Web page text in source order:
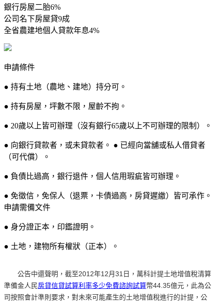
銀行房屋二胎6%
公司名下房屋貸9成
全省農建地個人貸款年息4%
申請條件
● 持有土地（農地、建地）持分可。
● 持有房屋，坪數不限，屋齡不拘。
● 20歲以上皆可辦理（沒有銀行65歲以上不可辦理的限制）。
● 向銀行貸款者，或未貸款者。 ● 已經向當舖或私人借貸者
（可代償）。
● 負債比過高，銀行退件，個人信用瑕疵皆可辦理。
● 免徵信，免保人（退票，卡債過高，房貸遲繳）皆可承作。
申請需備文件
● 身分證正本，印鑑證明。
● 土地，建物所有權狀（正本）。
公告中還聲明，截至2012年12月31日，萬科計提土地增值稅清算
準備金人民房貸信貸試算利率多少免費諮詢試算幣44.35億元，此為公
司按照會計準則要求，對未來可能產生的土地增值稅進行的計提，公